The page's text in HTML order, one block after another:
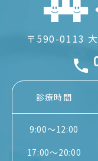
〒590-0113
診療時間
9:00～12:00
17:00～20:00